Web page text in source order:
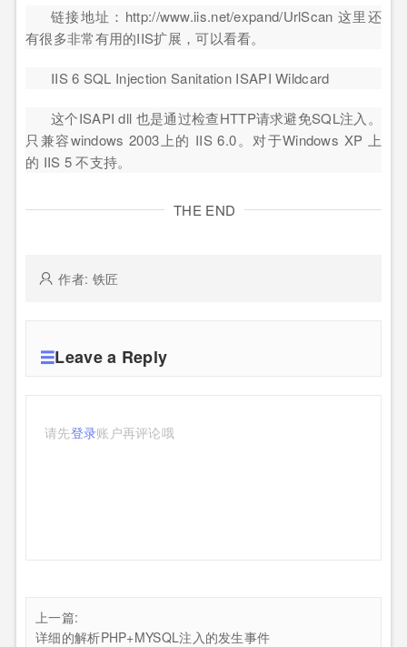
链接地址：http://www.iis.net/expand/UrlScan 这里还
有很多非常有用的IIS扩展，可以看看。
IIS 6 SQL Injection Sanitation ISAPI Wildcard
这个ISAPI dll 也是通过检查HTTP请求避免SQL注入。
只兼容windows 2003上的 IIS 6.0。对于Windows XP 上
的 IIS 5 不支持。
THE END
作者: 铁匠
Leave a Reply
请先登录账户再评论哦
上一篇:
详细的解析PHP+MYSQL注入的发生事件